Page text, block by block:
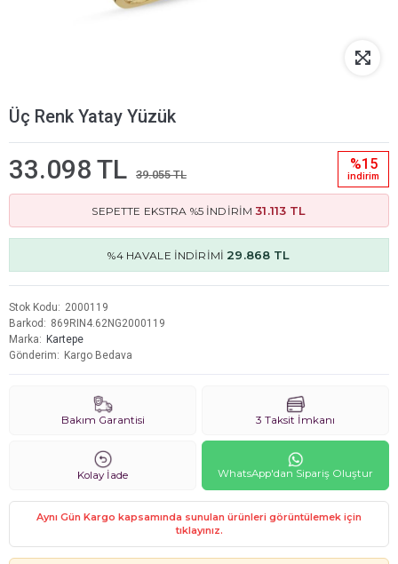
Üç Renk Yatay Yüzük
33.098 TL 39.055 TL
%15
i̇ndi̇ri̇m
SEPETTE EKSTRA %5 İNDİRİM31.113 TL
%4 HAVALE İNDİRİMİ 29.868 TL
Stok Kodu
2000119
Barkod
869RIN4.62NG2000119
Marka
Kartepe
Gönderim
Kargo Bedava
Bakım Garantisi 3 Taksit İmkanı
Kolay İade WhatsApp'dan Sipariş Oluştur
Aynı Gün Kargo kapsamında sunulan ürünleri görüntülemek için
tıklayınız.